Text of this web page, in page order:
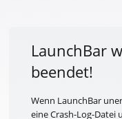
Shop
Support
Blog
LaunchBar
beendet!
Wenn LaunchBar
eine Crash-Log-Datei